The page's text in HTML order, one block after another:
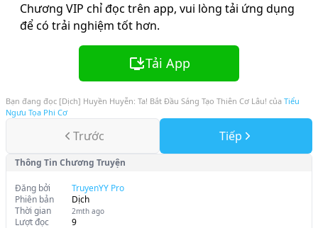
Chương VIP chỉ đọc trên app, vui lòng tải ứng dụng
để có trải nghiệm tốt hơn.
Tải App
Bạn đang đọc [Dịch] Huyền Huyễn: Ta! Bắt Đầu Sáng Tạo Thiên Cơ Lâu! của Tiểu
Ngưu Tọa Phi Cơ
Trước Tiếp
Thông Tin Chương Truyện
Đăng bởi
TruyenYY Pro
Phiên bản
Dịch
Thời gian
2mth ago
Lượt đọc 9